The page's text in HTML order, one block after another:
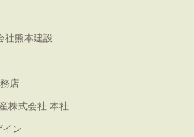
社熊本建設
店
株式会社 本社
イン